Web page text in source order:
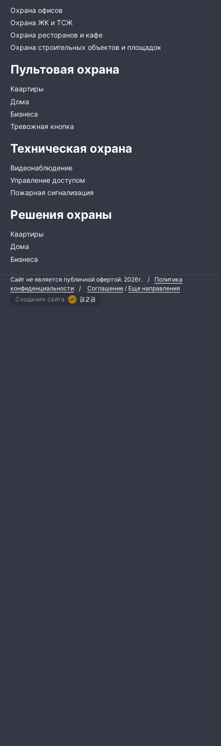
Охрана офисов
Охрана ЖК и ТСЖ
Охрана ресторанов и кафе
Охрана строительных объектов и площадок
Пультовая охрана
Квартиры
Дома
Бизнеса
Тревожная кнопка
Техническая охрана
Видеонаблюдение
Управление доступом
Пожарная сигнализация
Решения охраны
Квартиры
Дома
Бизнеса
Сайт не является публичной офертой. 2026г. /
Политика
конфиденциальности
/ Соглашение / Еще направления
Создание сайта